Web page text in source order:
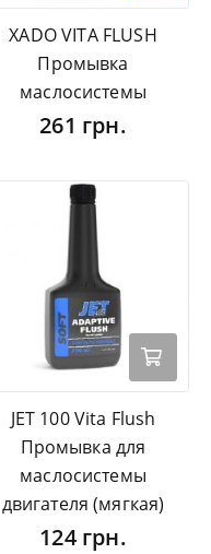
XADO VITA FLUSH
Промывка
маслосистемы
261 грн.
JET 100 Vita Flush
Промывка для
маслосистемы
двигателя (мягкая)
124 грн.